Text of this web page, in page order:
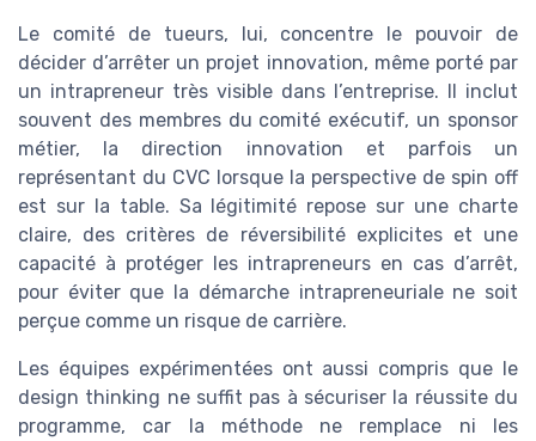
Le comité de tueurs, lui, concentre le pouvoir de
décider d’arrêter un projet innovation, même porté par
un intrapreneur très visible dans l’entreprise. Il inclut
souvent des membres du comité exécutif, un sponsor
métier, la direction innovation et parfois un
représentant du CVC lorsque la perspective de spin off
est sur la table. Sa légitimité repose sur une charte
claire, des critères de réversibilité explicites et une
capacité à protéger les intrapreneurs en cas d’arrêt,
pour éviter que la démarche intrapreneuriale ne soit
perçue comme un risque de carrière.
Les équipes expérimentées ont aussi compris que le
design thinking ne suffit pas à sécuriser la réussite du
programme, car la méthode ne remplace ni les